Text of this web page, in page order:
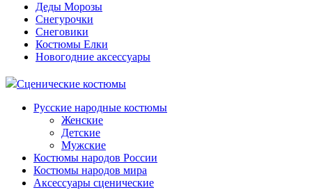
Деды Морозы
Снегурочки
Снеговики
Костюмы Елки
Новогодние аксессуары
Сценические костюмы
Русские народные костюмы
Женские
Детские
Мужские
Костюмы народов России
Костюмы народов мира
Аксессуары сценические